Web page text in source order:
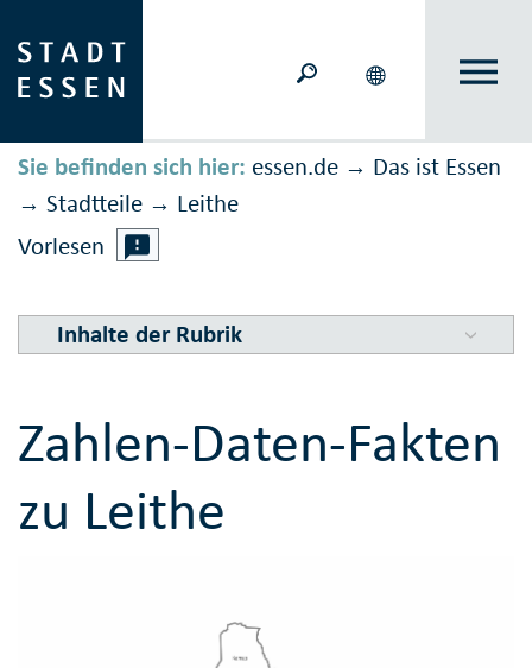
Sie befinden sich hier: essen.de → Das ist Essen
→ Stadtteile → Leithe
Vorlesen
Inhalte der Rubrik
Zahlen-Daten-Fakten
zu Leithe